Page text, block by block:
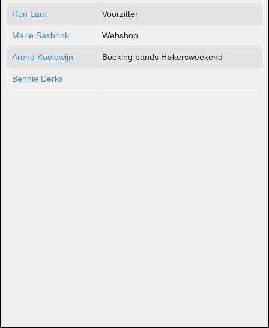
Ron Lam Voorzitter
Marie Sasbrink Webshop
Arend Koelewijn Boeking bands Høkersweekend
Bennie Derks